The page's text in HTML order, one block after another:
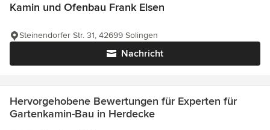
Kamin und Ofenbau Frank Elsen
Nachricht
Steinendorfer Str. 31, 42699 Solingen
Hervorgehobene Bewertungen für Experten für
Gartenkamin-Bau in Herdecke